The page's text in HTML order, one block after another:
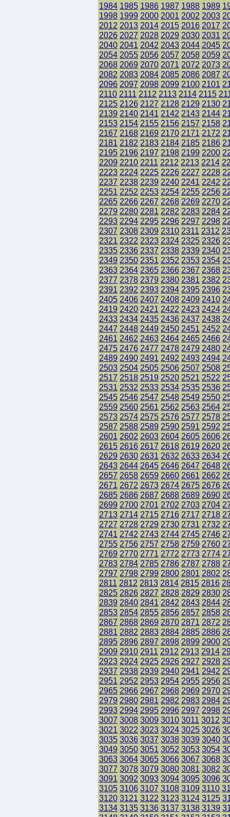
1984 1985 1986 1987 1988 1989
1998 1999 2000 2001 2002 2003
2012 2013 2014 2015 2016 2017
2026 2027 2028 2029 2030 2031
2040 2041 2042 2043 2044 2045
2054 2055 2056 2057 2058 2059
2068 2069 2070 2071 2072 2073
2082 2083 2084 2085 2086 2087
2096 2097 2098 2099 2100 2101
2110 2111 2112 2113 2114 2115
2125 2126 2127 2128 2129 2130
2139 2140 2141 2142 2143 2144
2153 2154 2155 2156 2157 2158
2167 2168 2169 2170 2171 2172
2181 2182 2183 2184 2185 2186
2195 2196 2197 2198 2199 2200
2209 2210 2211 2212 2213 2214
2223 2224 2225 2226 2227 2228
2237 2238 2239 2240 2241 2242
2251 2252 2253 2254 2255 2256
2265 2266 2267 2268 2269 2270
2279 2280 2281 2282 2283 2284
2293 2294 2295 2296 2297 2298
2307 2308 2309 2310 2311 2312
2321 2322 2323 2324 2325 2326
2335 2336 2337 2338 2339 2340
2349 2350 2351 2352 2353 2354
2363 2364 2365 2366 2367 2368
2377 2378 2379 2380 2381 2382
2391 2392 2393 2394 2395 2396
2405 2406 2407 2408 2409 2410
2419 2420 2421 2422 2423 2424
2433 2434 2435 2436 2437 2438
2447 2448 2449 2450 2451 2452
2461 2462 2463 2464 2465 2466
2475 2476 2477 2478 2479 2480
2489 2490 2491 2492 2493 2494
2503 2504 2505 2506 2507 2508
2517 2518 2519 2520 2521 2522
2531 2532 2533 2534 2535 2536
2545 2546 2547 2548 2549 2550
2559 2560 2561 2562 2563 2564
2573 2574 2575 2576 2577 2578
2587 2588 2589 2590 2591 2592
2601 2602 2603 2604 2605 2606
2615 2616 2617 2618 2619 2620
2629 2630 2631 2632 2633 2634
2643 2644 2645 2646 2647 2648
2657 2658 2659 2660 2661 2662
2671 2672 2673 2674 2675 2676
2685 2686 2687 2688 2689 2690
2699 2700 2701 2702 2703 2704
2713 2714 2715 2716 2717 2718
2727 2728 2729 2730 2731 2732
2741 2742 2743 2744 2745 2746
2755 2756 2757 2758 2759 2760
2769 2770 2771 2772 2773 2774
2783 2784 2785 2786 2787 2788
2797 2798 2799 2800 2801 2802
2811 2812 2813 2814 2815 2816
2825 2826 2827 2828 2829 2830
2839 2840 2841 2842 2843 2844
2853 2854 2855 2856 2857 2858
2867 2868 2869 2870 2871 2872
2881 2882 2883 2884 2885 2886
2895 2896 2897 2898 2899 2900
2909 2910 2911 2912 2913 2914
2923 2924 2925 2926 2927 2928
2937 2938 2939 2940 2941 2942
2951 2952 2953 2954 2955 2956
2965 2966 2967 2968 2969 2970
2979 2980 2981 2982 2983 2984
2993 2994 2995 2996 2997 2998
3007 3008 3009 3010 3011 3012
3021 3022 3023 3024 3025 3026
3035 3036 3037 3038 3039 3040
3049 3050 3051 3052 3053 3054
3063 3064 3065 3066 3067 3068
3077 3078 3079 3080 3081 3082
3091 3092 3093 3094 3095 3096
3105 3106 3107 3108 3109 3110
3120 3121 3122 3123 3124 3125
3134 3135 3136 3137 3138 3139